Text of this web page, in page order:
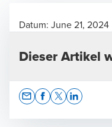
Datum: June 21, 2024
Dieser Artikel